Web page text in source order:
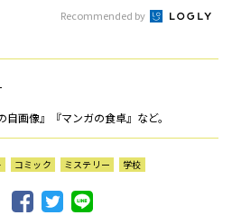
Recommended by
画像』『マンガの食卓』など。
コミック ミステリー 学校